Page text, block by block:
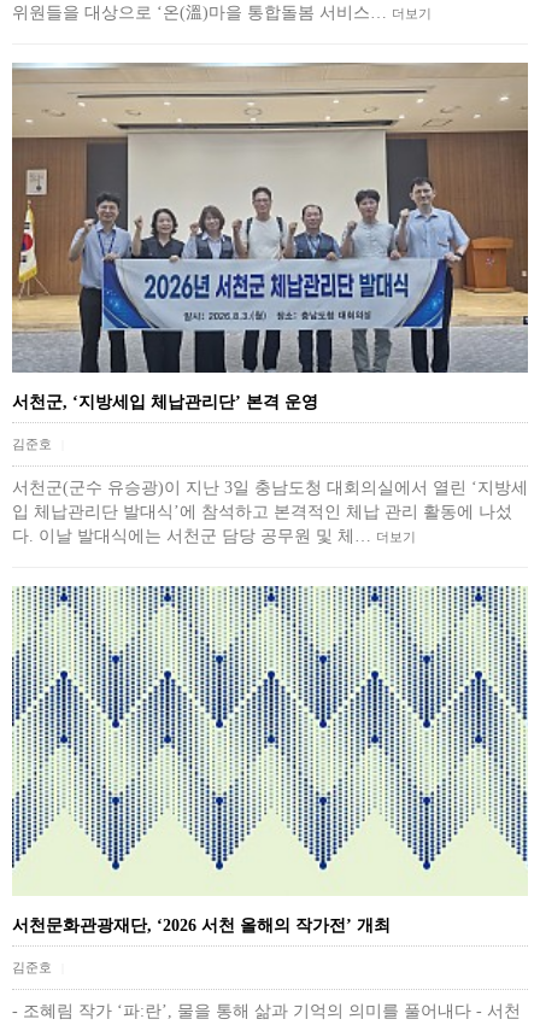
위원들을 대상으로 ‘온(溫)마을 통합돌봄 서비스… 더보기
서천군, ‘지방세입 체납관리단’ 본격 운영
김준호
서천군(군수 유승광)이 지난 3일 충남도청 대회의실에서 열린 ‘지방세
입 체납관리단 발대식’에 참석하고 본격적인 체납 관리 활동에 나섰
다. 이날 발대식에는 서천군 담당 공무원 및 체… 더보기
서천문화관광재단, ‘2026 서천 올해의 작가전’ 개최
김준호
- 조혜림 작가 ‘파:란’, 물을 통해 삶과 기억의 의미를 풀어내다 - 서천